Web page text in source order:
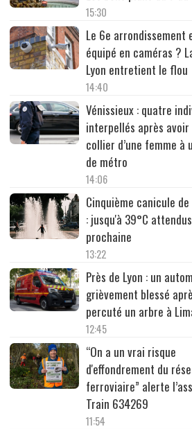
15:30
Le 6e arrondissement
équipé en caméras ?
Lyon entretient le flou
14:40
Vénissieux : quatre
interpellés après
collier d’une femme à
de métro
14:06
Cinquième canicule
: jusqu'à 39°C
prochaine
13:22
Près de Lyon : un
grièvement blessé
percuté un arbre à
12:45
“On a un vrai risque
d'effondrement du
ferroviaire” alerte
Train 634269
11:54